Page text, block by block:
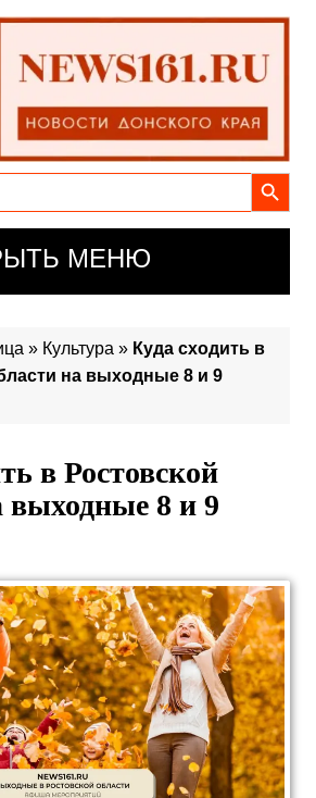
Search Button
МЕНЮ
» Культура » Куда сходить в
на выходные 8 и 9
в Ростовской
выходные 8 и 9